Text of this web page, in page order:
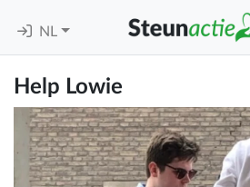
NL
Help Lowie